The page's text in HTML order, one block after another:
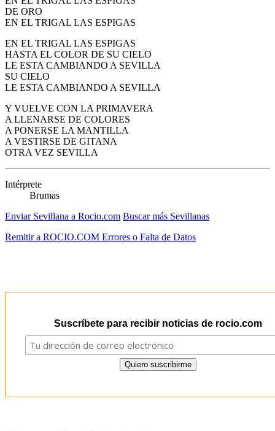
DE ORO
EN EL TRIGAL LAS ESPIGAS
EN EL TRIGAL LAS ESPIGAS
HASTA EL COLOR DE SU CIELO
LE ESTA CAMBIANDO A SEVILLA
SU CIELO
LE ESTA CAMBIANDO A SEVILLA
Y VUELVE CON LA PRIMAVERA
A LLENARSE DE COLORES
A PONERSE LA MANTILLA
A VESTIRSE DE GITANA
OTRA VEZ SEVILLA
Intérprete
Brumas
Enviar Sevillana a Rocio.com Buscar más Sevillanas
Remitir a ROCIO.COM Errores o Falta de Datos
Suscríbete para recibir noticias de rocio.com